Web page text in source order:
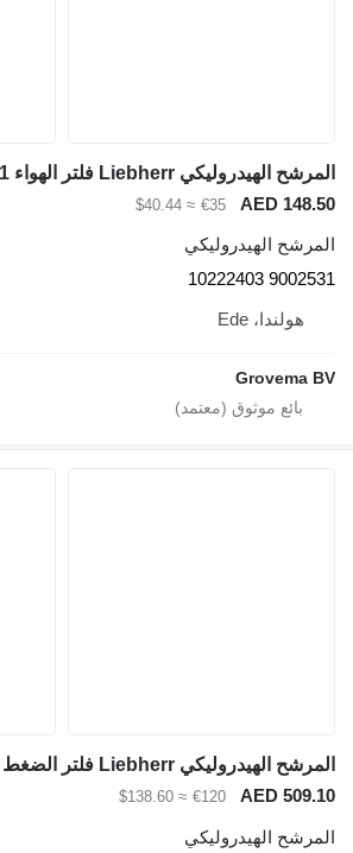
AED
€35
≈ $40.44
الهيدروليكي
9002531
هولندا، Ede
Grovema
AED
€120
≈ $138.60
الهيدروليكي